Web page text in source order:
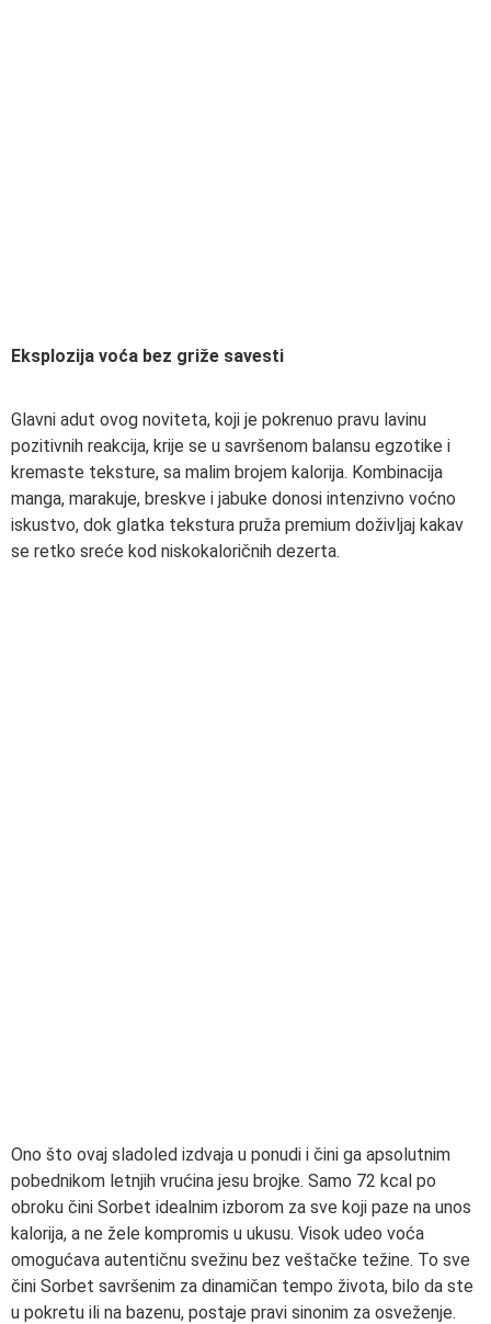
Eksplozija voća bez griže savesti
Glavni adut ovog noviteta, koji je pokrenuo pravu lavinu
pozitivnih reakcija, krije se u savršenom balansu egzotike i
kremaste teksture, sa malim brojem kalorija. Kombinacija
manga, marakuje, breskve i jabuke donosi intenzivno voćno
iskustvo, dok glatka tekstura pruža premium doživljaj kakav
se retko sreće kod niskokaloričnih dezerta.
Ono što ovaj sladoled izdvaja u ponudi i čini ga apsolutnim
pobednikom letnjih vrućina jesu brojke. Samo 72 kcal po
obroku čini Sorbet idealnim izborom za sve koji paze na unos
kalorija, a ne žele kompromis u ukusu. Visok udeo voća
omogućava autentičnu svežinu bez veštačke težine. To sve
čini Sorbet savršenim za dinamičan tempo života, bilo da ste
u pokretu ili na bazenu, postaje pravi sinonim za osveženje.